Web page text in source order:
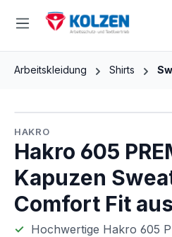
Zum Hauptinhalt springen
Arbeitskleidung Shirts
HAKRO
Hakro 605
Kapuzen
Comfort Fit
Hochwertige Hakro 605